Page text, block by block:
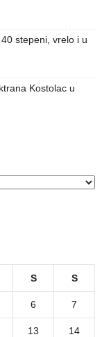
stepeni, vrelo i u
Kostolac u
S S
6 7
13 14